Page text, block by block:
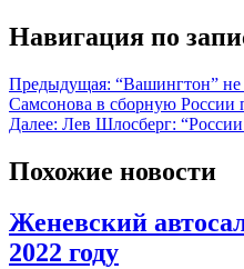
Навигация по
Предыдущая: “Вашингтон” не
Самсонова в сборную России
Далее: Лев Шлосберг:
Похожие новости
Женевский
2022 году